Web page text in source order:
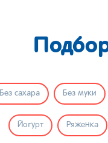
Без сахара Без муки
Йогурт Ряженка